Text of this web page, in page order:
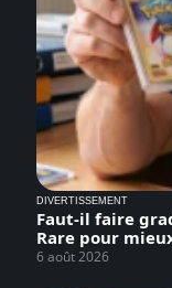
DIVERTISSEMENT
Faut-il faire
Rare pour
6 août 2026